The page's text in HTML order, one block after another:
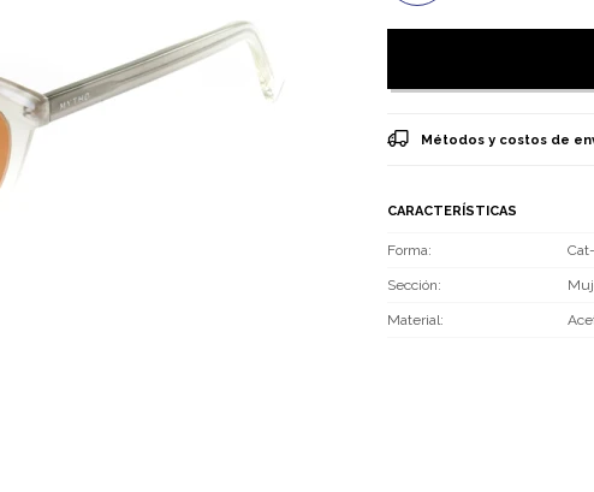
Métodos y costos de
CARACTERÍSTICAS
Forma
Sección
Material